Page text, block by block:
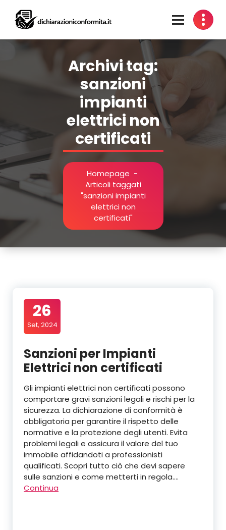
contenuto
Archivi tag:
sanzioni
impianti
elettrici non
certificati
Homepage -
Articoli taggati
"sanzioni impianti
elettrici non
certificati"
26
Set, 2024
Sanzioni per Impianti
Elettrici non certificati
Gli impianti elettrici non certificati possono
comportare gravi sanzioni legali e rischi per la
sicurezza. La dichiarazione di conformità è
obbligatoria per garantire il rispetto delle
normative e la protezione degli utenti. Evita
problemi legali e assicura il valore del tuo
immobile affidandoti a professionisti
qualificati. Scopri tutto ciò che devi sapere
sulle sanzioni e come metterti in regola.…
Continua